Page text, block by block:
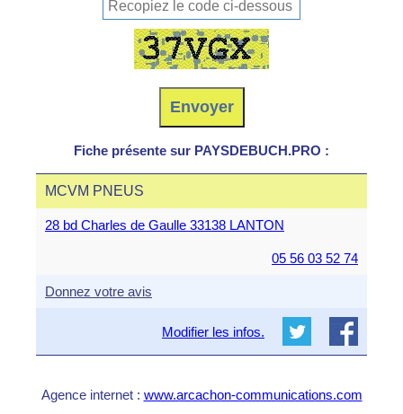
Fiche présente sur PAYSDEBUCH.PRO :
MCVM PNEUS
28 bd Charles de Gaulle 33138 LANTON
05 56 03 52 74
Donnez votre avis
Modifier les infos.
Agence internet : www.arcachon-communications.com